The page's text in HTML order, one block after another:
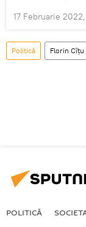
17 Februarie
Politică Florin Cîţu
POLITICĂ